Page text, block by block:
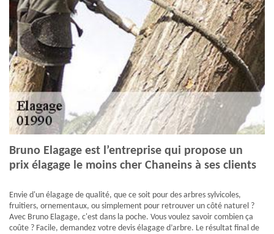
Bruno Elagage est l’entreprise qui propose un
prix élagage le moins cher Chaneins à ses clients
Envie d'un élagage de qualité, que ce soit pour des arbres sylvicoles,
fruitiers, ornementaux, ou simplement pour retrouver un côté naturel ?
Avec Bruno Elagage, c'est dans la poche. Vous voulez savoir combien ça
coûte ? Facile, demandez votre devis élagage d’arbre. Le résultat final de